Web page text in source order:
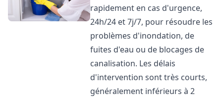
rapidement en cas d'urgence,
24h/24 et 7j/7, pour résoudre les
problèmes d'inondation, de
fuites d'eau ou de blocages de
canalisation. Les délais
d'intervention sont très courts,
généralement inférieurs à 2